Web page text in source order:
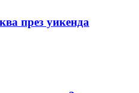
през уикенда